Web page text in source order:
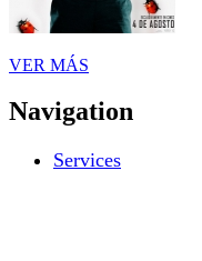
VER MÁS
Navigation
Services